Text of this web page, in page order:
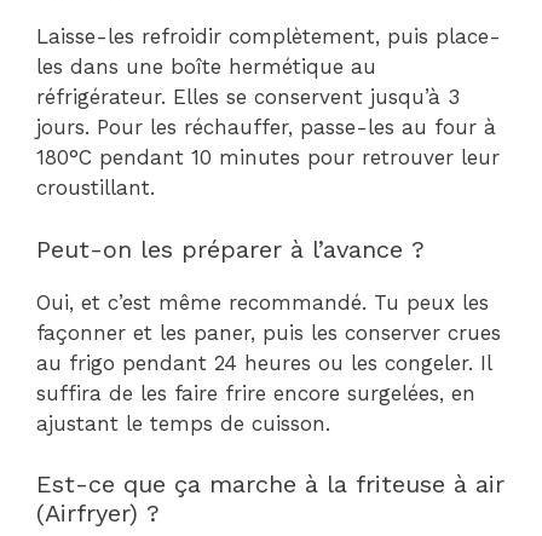
Laisse-les refroidir complètement, puis place-
les dans une boîte hermétique au
réfrigérateur. Elles se conservent jusqu’à 3
jours. Pour les réchauffer, passe-les au four à
180°C pendant 10 minutes pour retrouver leur
croustillant.
Peut-on les préparer à l’avance ?
Oui, et c’est même recommandé. Tu peux les
façonner et les paner, puis les conserver crues
au frigo pendant 24 heures ou les congeler. Il
suffira de les faire frire encore surgelées, en
ajustant le temps de cuisson.
Est-ce que ça marche à la friteuse à air
(Airfryer) ?